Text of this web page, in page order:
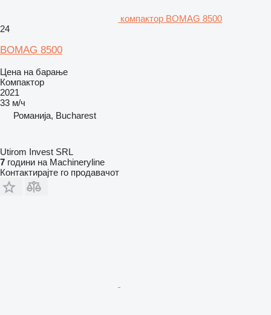
компактор BOMAG 8500
24
BOMAG 8500
Цена на барање
Компактор
2021
33 м/ч
Романија, Bucharest
Utirom Invest SRL
7 години на Machineryline
Контактирајте го продавачот